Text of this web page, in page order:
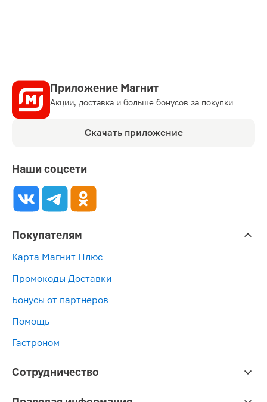
Приложение Магнит
Акции, доставка и больше бонусов за покупки
Скачать приложение
Наши соцсети
Покупателям
Карта Магнит Плюс
Промокоды Доставки
Бонусы от партнёров
Помощь
Гастроном
Сотрудничество